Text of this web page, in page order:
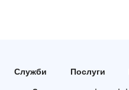
Педіатрія
Служби Послуги